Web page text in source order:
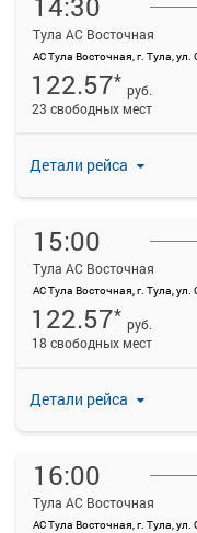
Тула АС Восточная
Детали рейса
122.57* руб.
23 свободных мест
15:00
Тула АС Восточная
Детали рейса
122.57* руб.
18 свободных мест
16:00
Тула АС Восточная